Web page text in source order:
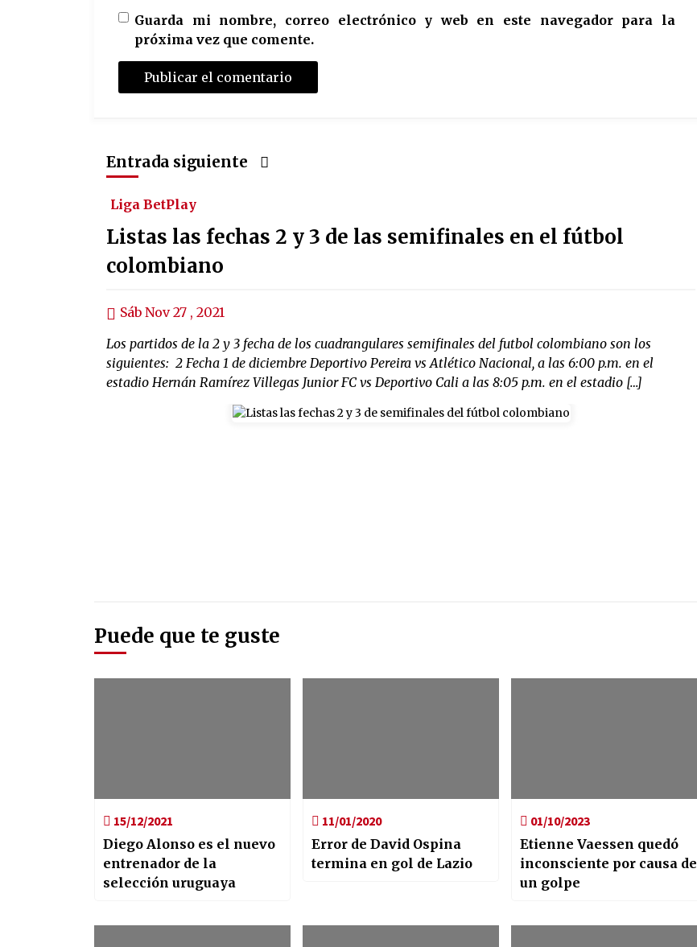
Guarda mi nombre, correo electrónico y web en este navegador para la
próxima vez que comente.
Entrada siguiente
Liga BetPlay
Listas las fechas 2 y 3 de las semifinales en el fútbol
colombiano
Sáb Nov 27 , 2021
Los partidos de la 2 y 3 fecha de los cuadrangulares semifinales del futbol colombiano son los
siguientes: 2 Fecha 1 de diciembre Deportivo Pereira vs Atlético Nacional, a las 6:00 p.m. en el
estadio Hernán Ramírez Villegas Junior FC vs Deportivo Cali a las 8:05 p.m. en el estadio […]
Puede que te guste
15/12/2021
Diego Alonso es el nuevo
entrenador de la
selección uruguaya
11/01/2020
Error de David Ospina
termina en gol de Lazio
01/10/2023
Etienne Vaessen quedó
inconsciente por causa de
un golpe